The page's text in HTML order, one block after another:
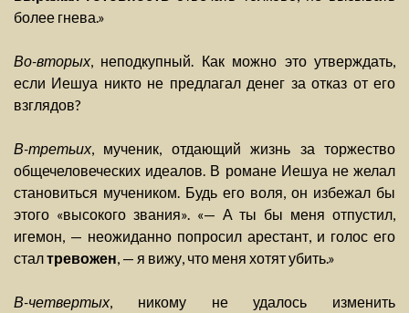
более гнева.»
Во-вторых, неподкупный. Как можно это утверждать,
если Иешуа никто не предлагал денег за отказ от его
взглядов?
В-третьих, мученик, отдающий жизнь за торжество
общечеловеческих идеалов. В романе Иешуа не желал
становиться мучеником. Будь его воля, он избежал бы
этого «высокого звания». «— А ты бы меня отпустил,
игемон, — неожиданно попросил арестант, и голос его
сталтревожен , — я вижу, что меня хотят убить.»
В-четвертых, никому не удалось изменить